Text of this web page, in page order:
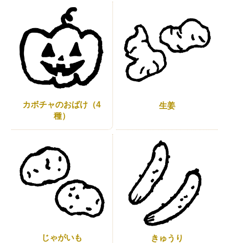
カボチャのおばけ（4
種）
生姜
じゃがいも きゅうり